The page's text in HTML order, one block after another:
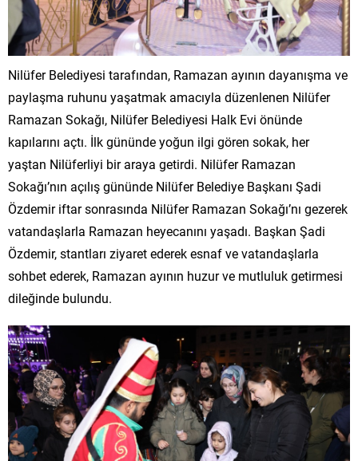
Nilüfer Belediyesi tarafından, Ramazan ayının dayanışma ve
paylaşma ruhunu yaşatmak amacıyla düzenlenen Nilüfer
Ramazan Sokağı, Nilüfer Belediyesi Halk Evi önünde
kapılarını açtı. İlk gününde yoğun ilgi gören sokak, her
yaştan Nilüferliyi bir araya getirdi. Nilüfer Ramazan
Sokağı’nın açılış gününde Nilüfer Belediye Başkanı Şadi
Özdemir iftar sonrasında Nilüfer Ramazan Sokağı’nı gezerek
vatandaşlarla Ramazan heyecanını yaşadı. Başkan Şadi
Özdemir, stantları ziyaret ederek esnaf ve vatandaşlarla
sohbet ederek, Ramazan ayının huzur ve mutluluk getirmesi
dileğinde bulundu.